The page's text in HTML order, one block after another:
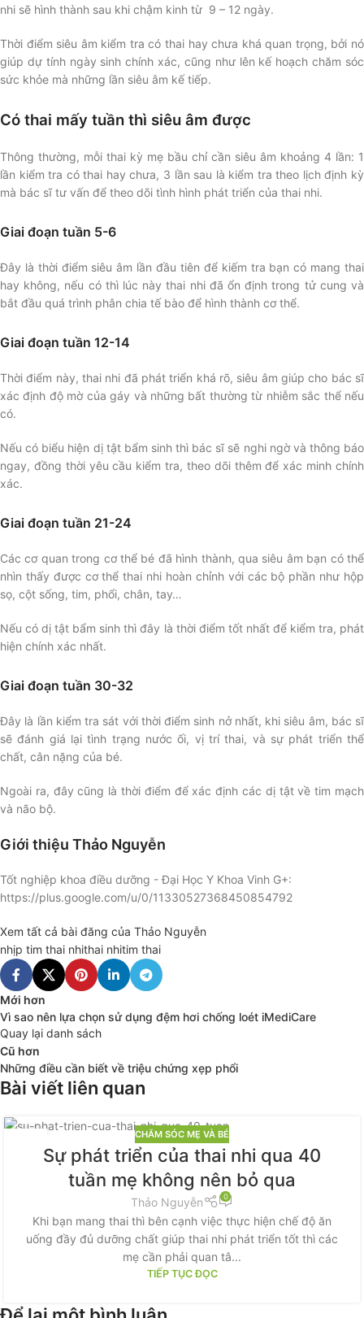
nhi sẽ hình thành sau khi chậm kinh từ 9 – 12 ngày.
Thời điểm siêu âm kiểm tra có thai hay chưa khá quan trọng, bởi nó
giúp dự tính ngày sinh chính xác, cũng như lên kế hoạch chăm sóc
sức khỏe mà những lần siêu âm kế tiếp.
Có thai mấy tuần thì siêu âm được
Thông thường, mỗi thai kỳ mẹ bầu chỉ cần siêu âm khoảng 4 lần: 1
lần kiểm tra có thai hay chưa, 3 lần sau là kiểm tra theo lịch định kỳ
mà bác sĩ tư vấn để theo dõi tình hình phát triển của thai nhi.
Giai đoạn tuần 5-6
Đây là thời điểm siêu âm lần đầu tiên để kiếm tra bạn có mang thai
hay không, nếu có thì lúc này thai nhi đã ổn định trong tử cung và
bắt đầu quá trình phân chia tế bào để hình thành cơ thể.
Giai đoạn tuần 12-14
Thời điểm này, thai nhi đã phát triển khá rõ, siêu âm giúp cho bác sĩ
xác định độ mờ của gáy và những bất thường từ nhiễm sắc thể nếu
có.
Nếu có biểu hiện dị tật bẩm sinh thì bác sĩ sẽ nghi ngờ và thông báo
ngay, đồng thời yêu cầu kiểm tra, theo dõi thêm để xác minh chính
xác.
Giai đoạn tuần 21-24
Các cơ quan trong cơ thể bé đã hình thành, qua siêu âm bạn có thể
nhìn thấy được cơ thể thai nhi hoàn chỉnh với các bộ phần như hộp
sọ, cột sống, tim, phổi, chân, tay…
Nếu có dị tật bẩm sinh thì đây là thời điểm tốt nhất để kiểm tra, phát
hiện chính xác nhất.
Giai đoạn tuần 30-32
Đây là lần kiểm tra sát với thời điểm sinh nở nhất, khi siêu âm, bác sĩ
sẽ đánh giá lại tình trạng nước ối, vị trí thai, và sự phát triển thể
chất, cân nặng của bé.
Ngoài ra, đây cũng là thời điểm để xác định các dị tật về tim mạch
và não bộ.
Giới thiệu Thảo Nguyễn
Tốt nghiệp khoa điều dưỡng - Đại Học Y Khoa Vinh G+:
https://plus.google.com/u/0/11330527368450854792
Xem tất cả bài đăng của Thảo Nguyễn
nhịp tim thai nhithai nhitim thai
Mới hơn
Vì sao nên lựa chọn sử dụng đệm hơi chống loét iMediCare
Quay lại danh sách
Cũ hơn
Những điều cần biết về triệu chứng xẹp phổi
Bài viết liên quan
CHĂM SÓC MẸ VÀ BÉ
Sự phát triển của thai nhi qua 40
tuần mẹ không nên bỏ qua
Thảo Nguyễn 0
Khi bạn mang thai thì bên cạnh việc thực hiện chế độ ăn
uống đầy đủ dưỡng chất giúp thai nhi phát triển tốt thì các
mẹ cần phải quan tâ...
TIẾP TỤC ĐỌC